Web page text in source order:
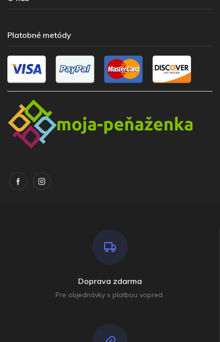
Platobné metódy
Doprava zdarma
Pre objednávky s platbou vopred.